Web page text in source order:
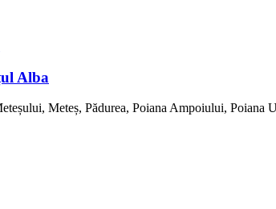
Alba
Meteș, Pădurea, Poiana Ampoiului, Poiana